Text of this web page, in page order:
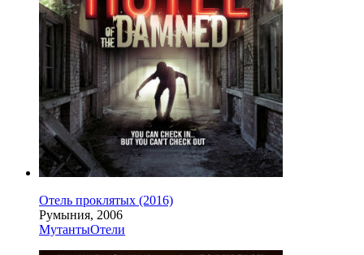
Отель проклятых (2016)
Румыния, 2006
МутантыОтели